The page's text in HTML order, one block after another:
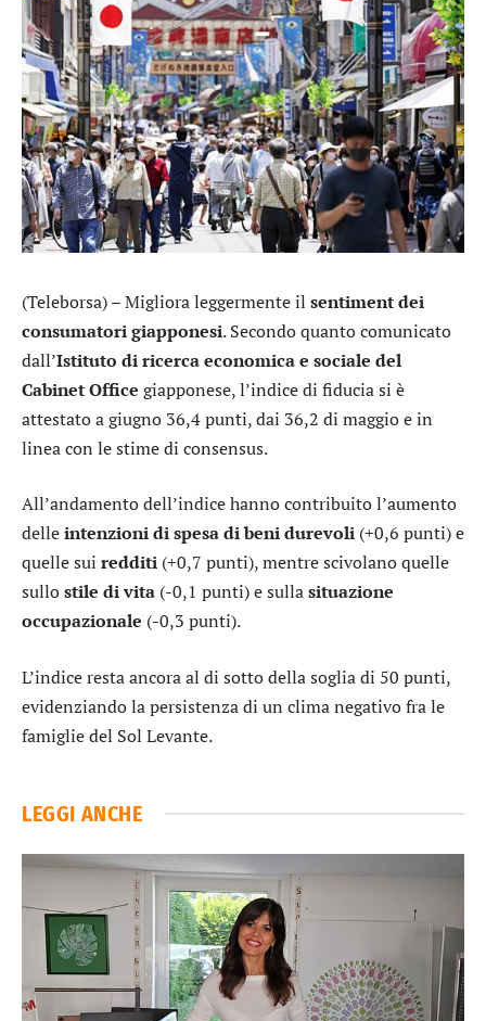
(Teleborsa) – Migliora leggermente il sentiment dei
consumatori giapponesi. Secondo quanto comunicato
dall’Istituto di ricerca economica e sociale del
Cabinet Office giapponese, l’indice di fiducia si è
attestato a giugno 36,4 punti, dai 36,2 di maggio e in
linea con le stime di consensus.
All’andamento dell’indice hanno contribuito l’aumento
delleintenzioni di spesa di beni durevoli (+0,6 punti) e
quelle sui redditi (+0,7 punti), mentre scivolano quelle
sullostile di vita (-0,1 punti) e sullasituazione
occupazionale (-0,3 punti).
L’indice resta ancora al di sotto della soglia di 50 punti,
evidenziando la persistenza di un clima negativo fra le
famiglie del Sol Levante.
LEGGI ANCHE